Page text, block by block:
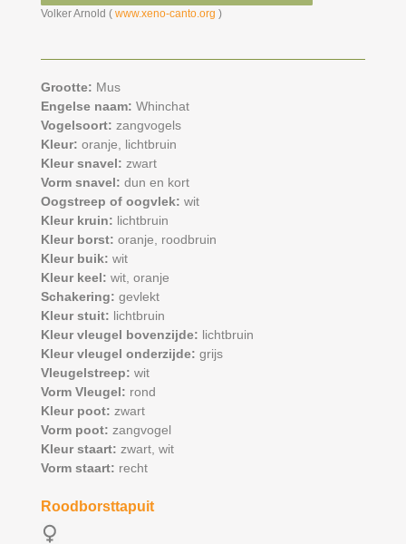
Volker Arnold ( www.xeno-canto.org )
Grootte: Mus
Engelse naam: Whinchat
Vogelsoort: zangvogels
Kleur: oranje, lichtbruin
Kleur snavel: zwart
Vorm snavel: dun en kort
Oogstreep of oogvlek: wit
Kleur kruin: lichtbruin
Kleur borst: oranje, roodbruin
Kleur buik: wit
Kleur keel: wit, oranje
Schakering: gevlekt
Kleur stuit: lichtbruin
Kleur vleugel bovenzijde: lichtbruin
Kleur vleugel onderzijde: grijs
Vleugelstreep: wit
Vorm Vleugel: rond
Kleur poot: zwart
Vorm poot: zangvogel
Kleur staart: zwart, wit
Vorm staart: recht
Roodborsttapuit